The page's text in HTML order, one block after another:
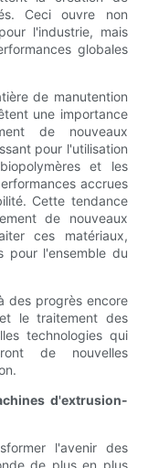
Ceci ouvre non
l'industrie, mais
globales
de manutention
une importance
de nouveaux
pour l'utilisation
et les
accrues
Cette tendance
de nouveaux
ces matériaux,
pour l'ensemble du
des progrès encore
le traitement des
technologies qui
de nouvelles
d'extrusion-
l'avenir des